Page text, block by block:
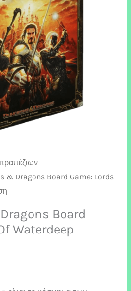
& Dragons Board Game: Lords
Board
Waterdeep